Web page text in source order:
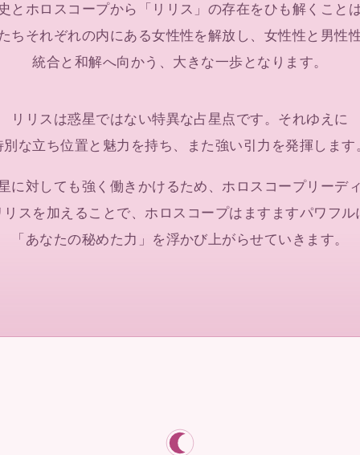
とホロスコープから 「リリス」の存在を ひも解くことは
ちそれぞれの内にある女性性を解放し、 女性性と男性
統合と和解へ向かう、 大きな一歩となります。
リリスは惑星ではない特異な占星点です。 それゆえに
別な立ち位置と魅力を持ち、
また強い引力を発揮します
に対しても強く働きかけるため、 ホロスコープリーデ
リスを加えることで、 ホロスコープは ますますパワフル
「あなたの秘めた力」を浮かび上がらせていきます。